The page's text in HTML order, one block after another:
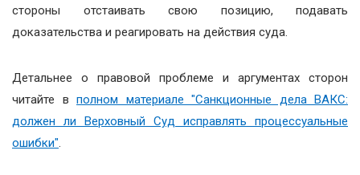
стороны отстаивать свою позицию, подавать
доказательства и реагировать на действия суда.
Детальнее о правовой проблеме и аргументах сторон
читайте в полном материале "Санкционные дела ВАКС:
должен ли Верховный Суд исправлять процессуальные
ошибки".